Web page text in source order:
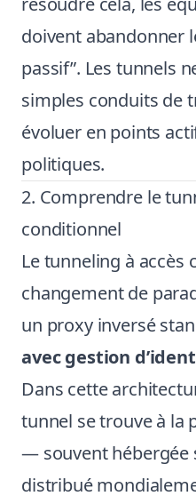
doivent abandonner
passif”. Les tunnels
simples conduits de
évoluer en points
politiques.
2. Comprendre le
conditionnel
Le tunneling à accès
changement de
un proxy inversé
avec gestion
Dans cette
tunnel se trouve à la
— souvent hébergée
distribué